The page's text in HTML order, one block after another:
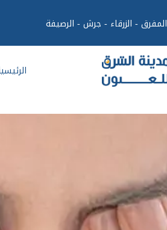
المفرق - الزرقاء - جرش - الرصيفة